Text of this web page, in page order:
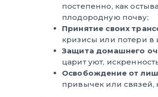
постепенно, как
плодородную почву;
Принятие своих
кризисы или потери в
Защита домашнего
царит уют,
Освобождение от
привычек или связей,